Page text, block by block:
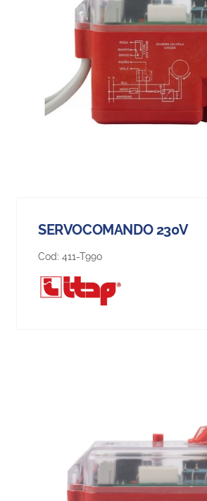
SERVOCOMANDO 230V
Cod: 411-T990